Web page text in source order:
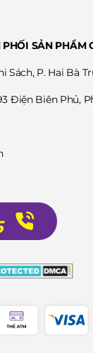
SẢN PHẨM
Sách, P. Hai Bà
Điện Biên Phủ,